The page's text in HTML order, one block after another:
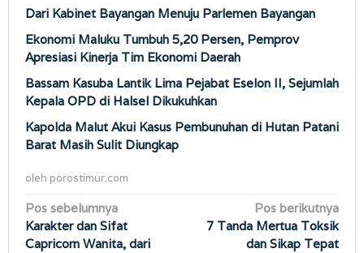
Dari Kabinet Bayangan Menuju Parlemen Bayangan
Ekonomi Maluku Tumbuh 5,20 Persen, Pemprov
Apresiasi Kinerja Tim Ekonomi Daerah
Bassam Kasuba Lantik Lima Pejabat Eselon II, Sejumlah
Kepala OPD di Halsel Dikukuhkan
Kapolda Malut Akui Kasus Pembunuhan di Hutan Patani
Barat Masih Sulit Diungkap
oleh porostimur.com
Navigasi
pos
Pos sebelumnya
Karakter dan Sifat
Capricorn Wanita, dari
Pos berikutnya
7 Tanda Mertua Toksik
dan Sikap Tepat